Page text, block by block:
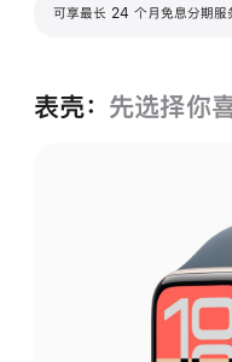
可享最长 24 个月免息分期服
(在新窗口中打开)
表壳： 先选择你